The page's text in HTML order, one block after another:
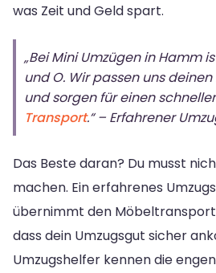
was Zeit und Geld spart.
„Bei Mini Umzügen in Hamm
und O. Wir passen uns
und sorgen für einen
Transport.“ – Erfahrener
Das Beste daran? Du musst
machen. Ein erfahrenes
übernimmt den
dass dein Umzugsgut sicher
Umzugshelfer kennen die